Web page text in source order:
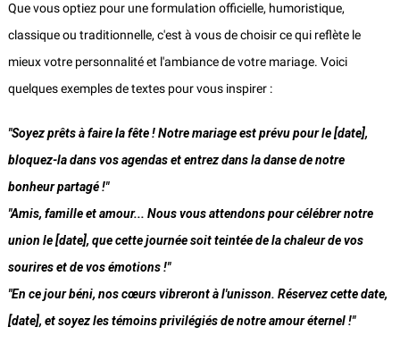
Que vous optiez pour une formulation officielle, humoristique,
classique ou traditionnelle, c'est à vous de choisir ce qui reflète le
mieux votre personnalité et l'ambiance de votre mariage. Voici
quelques exemples de textes pour vous inspirer :
"Soyez prêts à faire la fête ! Notre mariage est prévu pour le [date],
bloquez-la dans vos agendas et entrez dans la danse de notre
bonheur partagé !"
"Amis, famille et amour... Nous vous attendons pour célébrer notre
union le [date], que cette journée soit teintée de la chaleur de vos
sourires et de vos émotions !"
"En ce jour béni, nos cœurs vibreront à l'unisson. Réservez cette date,
[date], et soyez les témoins privilégiés de notre amour éternel !"